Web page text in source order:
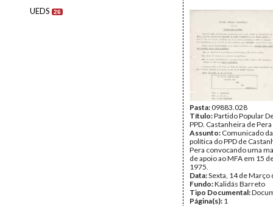
UEDS 26
Pasta:09883.028
Título:Partido Popular
PPD. Castanheira de Pera
Assunto: Comunicado
política do PPD de
Pera convocando uma
de apoio ao MFA em 15
1975.
Data:Sexta, 14 de Março
Fundo:Kalidás Barreto
Tipo Documental:
Página(s): 1